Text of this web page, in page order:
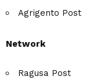
Agrigento Post
Network
Ragusa Post